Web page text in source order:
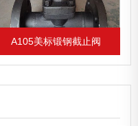
J45Y美标y型截止阀